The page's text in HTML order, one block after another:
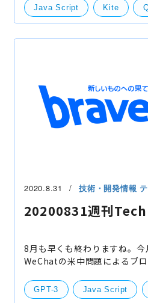
Java Script Kite
機械学習・ディープラーニン
2020.8.31 技術・開発情報
20200831週刊
8月も早くも終わりますね。
WeChatの米中問題によるブ
いてもいろいろな問題が起きており
ジネスを加速さ
GPT-3 Java Script